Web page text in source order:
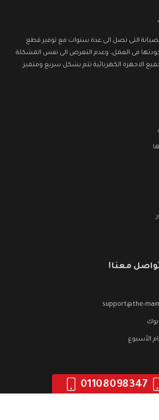
التى تصل الى عدة سنوات مع توفير قطع
جودتها فى العمل، وعدم التعرض الى نفس المشكلة
الاجهزة الكهربائية تتم بشكل سريع ومتميز.
معنا!
support@the-
الأسبوع
01108098347